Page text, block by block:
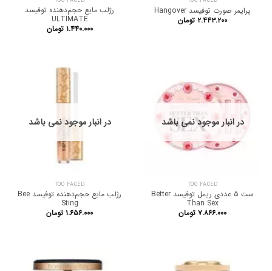
پرایمر صورت توفیسد Hangover
۲.۴۴۳.۲۰۰ تومان
رژلب مایع حجم‌دهنده توفیسد
ULTIMATE
۱.۴۴۰.۰۰۰ تومان
در انبار موجود نمی باشد
TOO FACED
ست 5 عددی ریمل توفیسد Better
Than Sex
۷.۸۶۶.۰۰۰ تومان
در انبار موجود نمی باشد
TOO FACED
رژلب مایع حجم‌دهنده توفیسد Bee
Sting
۱.۶۵۶.۰۰۰ تومان